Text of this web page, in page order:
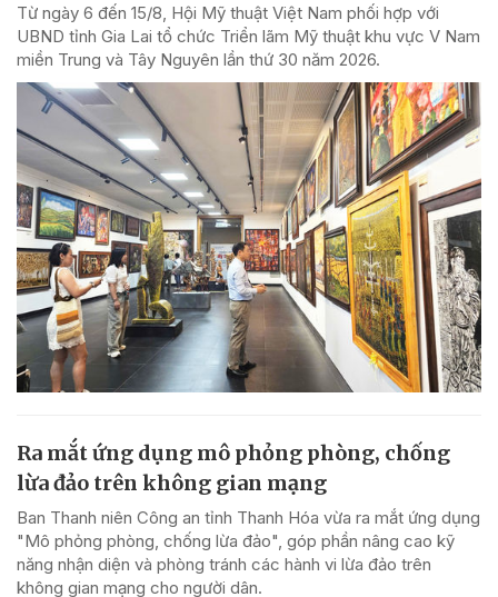
Từ ngày 6 đến 15/8, Hội Mỹ thuật Việt Nam phối hợp với
UBND tỉnh Gia Lai tổ chức Triển lãm Mỹ thuật khu vực V Nam
miền Trung và Tây Nguyên lần thứ 30 năm 2026.
Ra mắt ứng dụng mô phỏng phòng, chống
lừa đảo trên không gian mạng
Ban Thanh niên Công an tỉnh Thanh Hóa vừa ra mắt ứng dụng
"Mô phỏng phòng, chống lừa đảo", góp phần nâng cao kỹ
năng nhận diện và phòng tránh các hành vi lừa đảo trên
không gian mạng cho người dân.